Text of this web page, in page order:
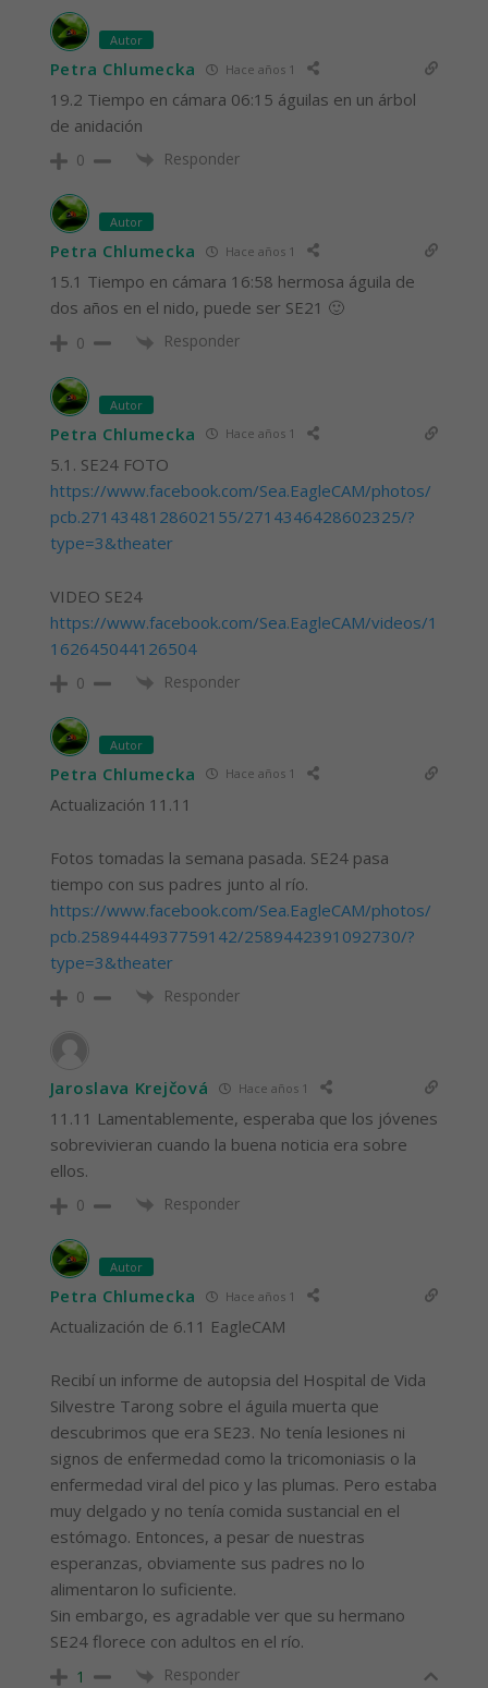
Autor
Petra Chlumecka Hace años 1
19.2 Tiempo en cámara 06:15 águilas en un árbol
de anidación
0 Responder
Autor
Petra Chlumecka Hace años 1
15.1 Tiempo en cámara 16:58 hermosa águila de
dos años en el nido, puede ser SE21 🙂
0 Responder
Autor
Petra Chlumecka Hace años 1
5.1. SE24 FOTO
https://www.facebook.com/Sea.EagleCAM/photos/
pcb.2714348128602155/2714346428602325/?
type=3&theater
VIDEO SE24
https://www.facebook.com/Sea.EagleCAM/videos/1
162645044126504
0 Responder
Autor
Petra Chlumecka Hace años 1
Actualización 11.11
Fotos tomadas la semana pasada. SE24 pasa
tiempo con sus padres junto al río.
https://www.facebook.com/Sea.EagleCAM/photos/
pcb.2589444937759142/2589442391092730/?
type=3&theater
0 Responder
Jaroslava Krejčová Hace años 1
11.11 Lamentablemente, esperaba que los jóvenes
sobrevivieran cuando la buena noticia era sobre
ellos.
0 Responder
Autor
Petra Chlumecka Hace años 1
Actualización de 6.11 EagleCAM
Recibí un informe de autopsia del Hospital de Vida
Silvestre Tarong sobre el águila muerta que
descubrimos que era SE23. No tenía lesiones ni
signos de enfermedad como la tricomoniasis o la
enfermedad viral del pico y las plumas. Pero estaba
muy delgado y no tenía comida sustancial en el
estómago. Entonces, a pesar de nuestras
esperanzas, obviamente sus padres no lo
alimentaron lo suficiente.
Sin embargo, es agradable ver que su hermano
SE24 florece con adultos en el río.
1 Responder